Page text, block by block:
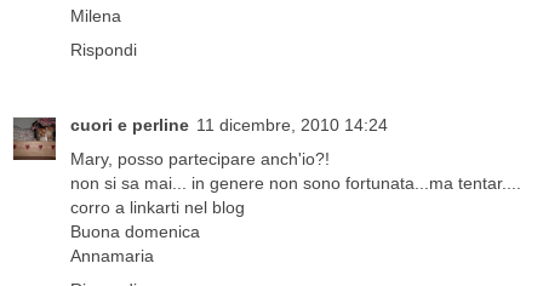
Milena
Rispondi
cuori e perline 11 dicembre, 2010 14:24
Mary, posso partecipare anch'io?!
non si sa mai... in genere non sono fortunata...ma tentar....
corro a linkarti nel blog
Buona domenica
Annamaria